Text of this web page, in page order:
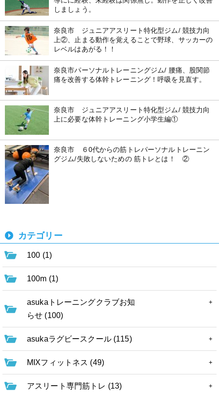
しましょう。
奈良市 ジュニアアスリート特化型ジム/ 競技力向
上②、止まる動作を覚えることで野球、サッカーの
レベルはあがる！！
奈良市パーソナルトレーニングジム/ 腰痛、股関節
痛を改善する体幹トレーニング！呼吸を見直す。
奈良市 ジュニアアスリート特化型ジム/ 競技力向
上に必要な体幹トレーニング小学生編①
奈良市 ６0代からの筋トレパーソナルトレーニン
グジム/失敗しないための 筋トレとは！ ②
カテゴリー
100 (1)
100m (1)
asukaトレーニングクラブお知
らせ (100)
asukaラグビースクール (115)
MIXフィットネス (49)
アスリート専門筋トレ (13)